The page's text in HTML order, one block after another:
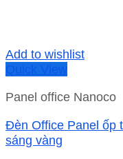
Add to wishlist
Quick View
Panel office Nanoco
Đèn Office Panel ốp
sáng vàng